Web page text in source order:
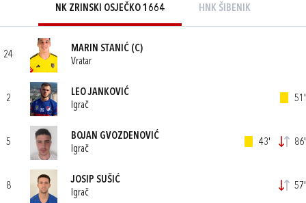
NK ZRINSKI OSJEČKO 1664 HNK ŠIBENIK
24
MARIN STANIĆ (C)
Vratar
2
LEO JANKOVIĆ
Igrač
51'
5
BOJAN GVOZDENOVIĆ
Igrač
43' 86'
8
JOSIP SUŠIĆ
Igrač
57'